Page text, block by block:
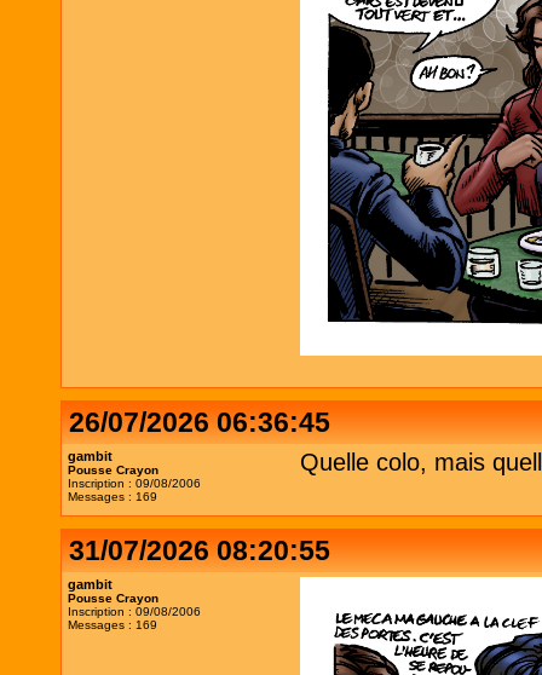
26/07/2026 06:36:45
gambit
Pousse Crayon
Inscription : 09/08/2006
Messages : 169
Quelle colo, mais
31/07/2026 08:20:55
gambit
Pousse Crayon
Inscription : 09/08/2006
Messages : 169